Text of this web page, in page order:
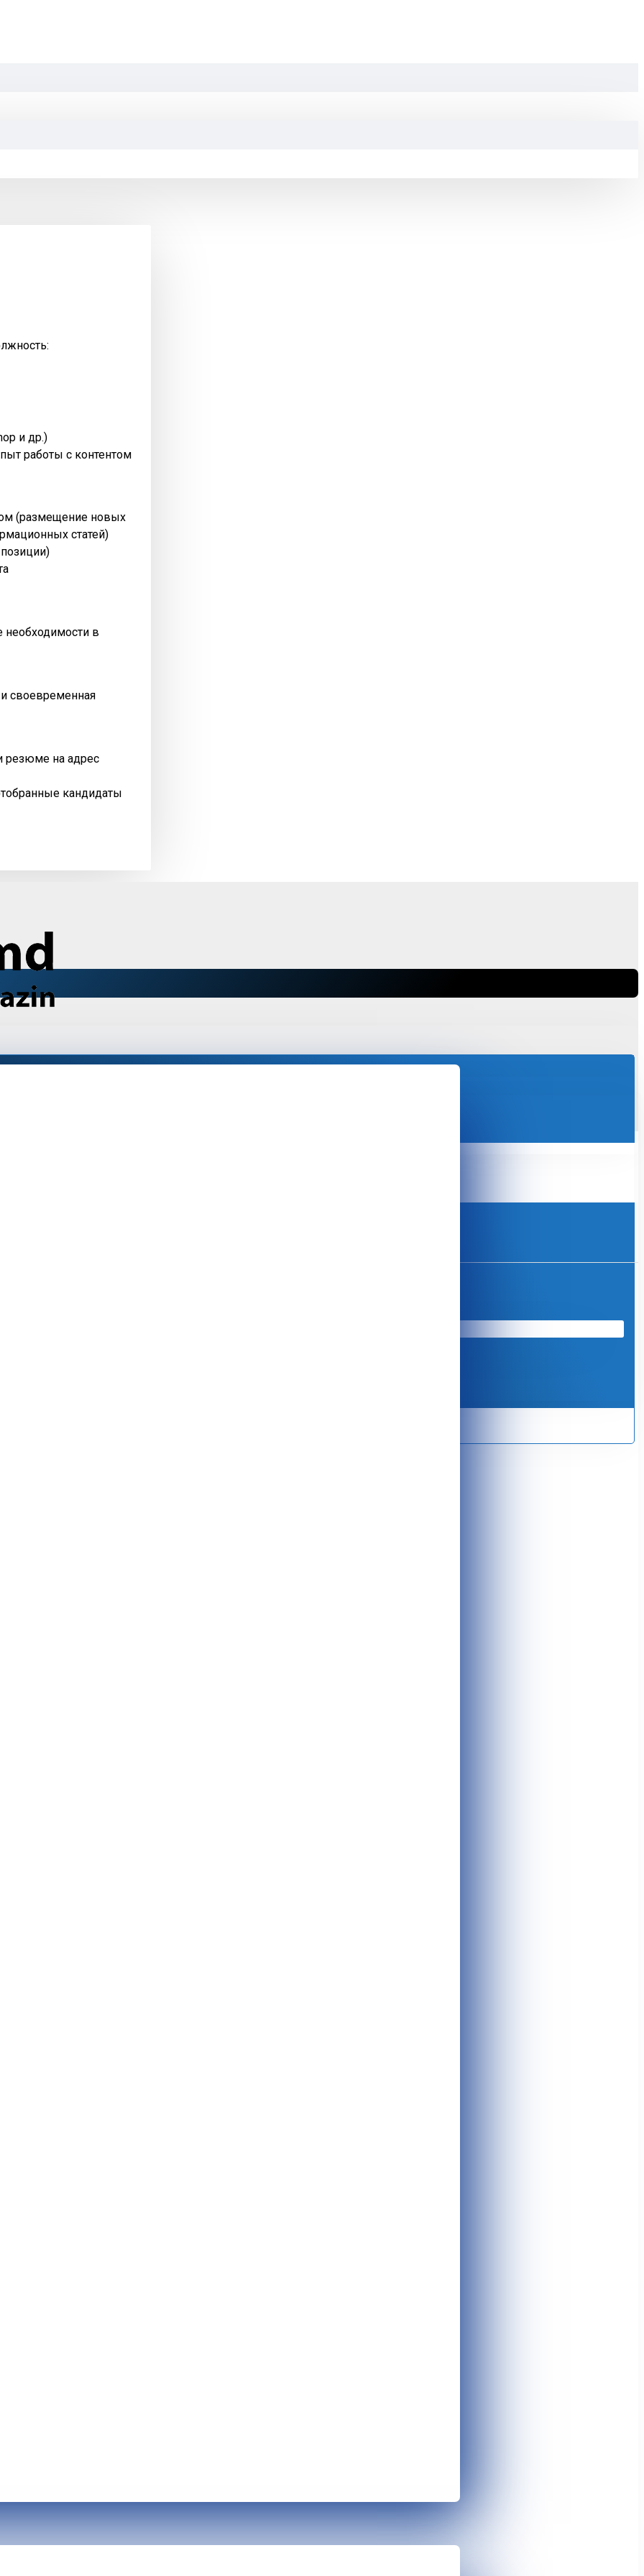
и др.)
работы с контентом
(размещение новых
статей)
в
и своевременная
резюме на адрес
кандидаты